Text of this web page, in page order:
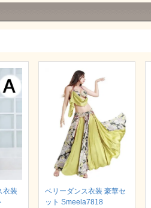
衣装
ベリーダンス衣装 豪華セ
ット Smeela7818